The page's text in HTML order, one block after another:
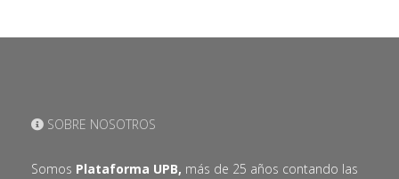
SOBRE NOSOTROS
Somos Plataforma UPB, más de 25 años contando las